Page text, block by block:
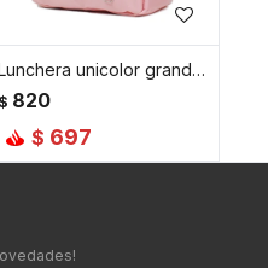
Lunchera unicolor grande - Rosado
$ 820
$ 697